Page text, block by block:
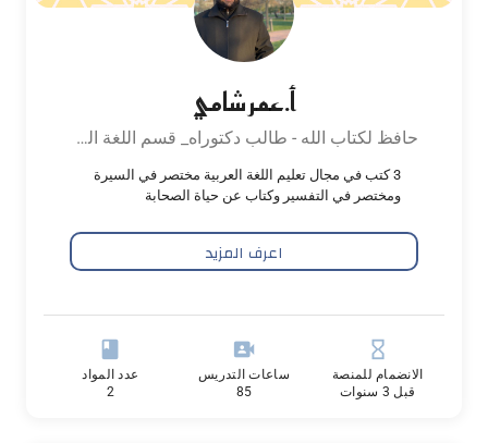
أ.عمر شامي
حافظ لكتاب الله - طالب دكتوراه_ قسم اللغة العربية والبلاغة_ محاضر في جامعة نجم الدين اربكان
3 كتب في مجال تعليم اللغة العربية مختصر في السيرة
ومختصر في التفسير وكتاب عن حياة الصحابة
اعرف المزيد
hourglass_empty
الانضمام للمنصة
قبل 3 سنوات
video_camera_front
ساعات التدريس
85
book
عدد المواد
2